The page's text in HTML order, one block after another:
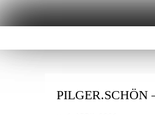
PILGER.SCHÖN